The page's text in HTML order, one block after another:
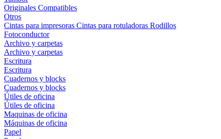
Originales Compatibles
Otros
Cintas para impresoras Cintas para rotuladoras Rodillos
Fotoconductor
Archivo y carpetas
Archivo y carpetas
Escritura
Escritura
Cuadernos y blocks
Cuadernos y blocks
Útiles de oficina
Útiles de oficina
Maquinas de oficina
Máquinas de oficina
Papel